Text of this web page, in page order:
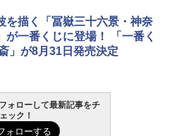
を描く「冨嶽三十六景・神奈
が一番くじに登場！ 「一番く
」が8月31日発売決定
ォローして最新記事をチ
ェック！